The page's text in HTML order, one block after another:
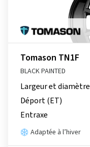
Tomason TN1F
BLACK PAINTED
Largeur et diamètre
Déport (ET)
Entraxe
Adaptée à l’hiver